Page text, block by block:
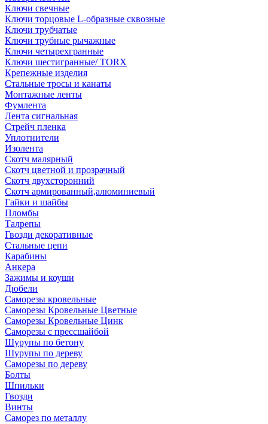
Ключи свечные
Ключи торцовые L-образные сквозные
Ключи трубчатые
Ключи трубные рычажные
Ключи четырехгранные
Ключи шестигранные/ TORX
Крепежные изделия
Стальные тросы и канаты
Монтажные ленты
Фумлента
Лента сигнальная
Стрейч пленка
Уплотнители
Изолента
Скотч малярный
Скотч цветной и прозрачный
Скотч двухсторонний
Скотч армированный,алюминиевый
Гайки и шайбы
Пломбы
Талрепы
Гвозди декоративные
Стальные цепи
Карабины
Анкера
Зажимы и коуши
Дюбели
Саморезы кровельные
Саморезы Кровельные Цветные
Саморезы Кровельные Цинк
Саморезы с прессшайбой
Шурупы по бетону
Шурупы по дереву
Саморезы по дереву
Болты
Шпильки
Гвозди
Винты
Саморез по металлу